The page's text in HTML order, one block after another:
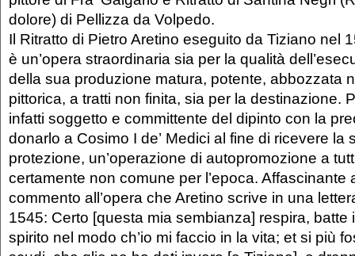
dolore) di Pellizza da Volpedo.
Il Ritratto di Pietro Aretino eseguito da Tiziano nel
è un’opera straordinaria sia per la qualità
della sua produzione matura, potente, abbozzata
pittorica, a tratti non finita, sia per la destinazione.
infatti soggetto e committente del dipinto con la
donarlo a Cosimo I de’ Medici al fine di ricevere la
protezione, un’operazione di autopromozione a
certamente non comune per l’epoca. Affascinante
commento all’opera che Aretino scrive in una
1545: Certo [questa mia sembianza] respira, batte
spirito nel modo ch’io mi faccio in la vita; et si più